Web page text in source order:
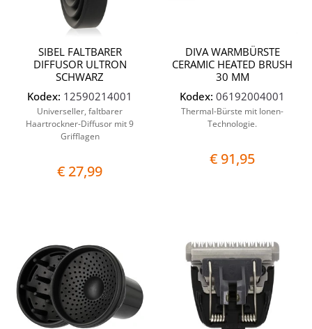
SIBEL FALTBARER
DIFFUSOR ULTRON
SCHWARZ
Kodex: 12590214001
Universeller, faltbarer
Haartrockner-Diffusor mit 9
Grifflagen
€ 27,99
DIVA WARMBÜRSTE
CERAMIC HEATED BRUSH
30 MM
Kodex: 06192004001
Thermal-Bürste mit Ionen-
Technologie.
€ 91,95